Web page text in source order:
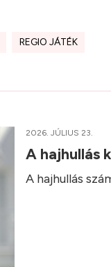
REGIO JÁTÉK
2026. JÚLIUS 23.
A hajhullás
A hajhullás